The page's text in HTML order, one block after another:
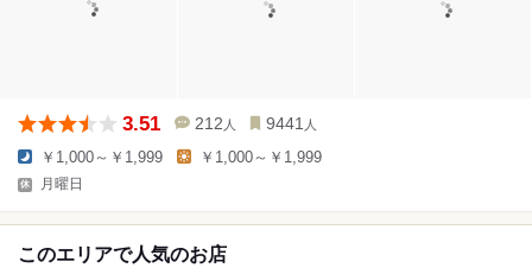
3.51 212 人 9441 人
￥1,000～￥1,999 ￥1,000～￥1,999
月曜日
このエリアで人気のお店